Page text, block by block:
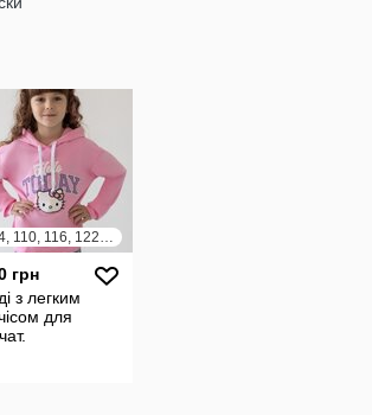
104, 110, 116, 122, 128
грн
з легким
для